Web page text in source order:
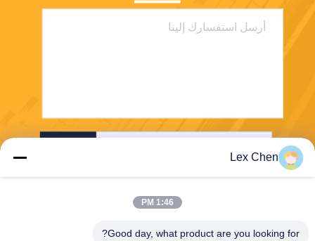
Lex Chen
1:46 PM
Good day, what product are you looking for?